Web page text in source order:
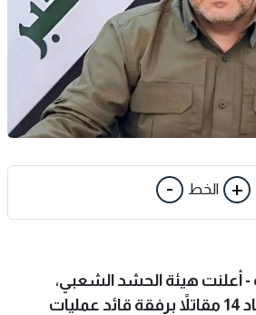
+ الخط -
- أعلنت هيئة الحشد الشعبي،
اليوم الثلاثاء، استشهاد 14 مقاتلاً برفقة قائد عمليات